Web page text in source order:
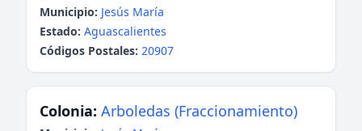
Municipio: Jesús María
Estado: Aguascalientes
Códigos Postales: 20907
Colonia: Arboledas (Fraccionamiento)